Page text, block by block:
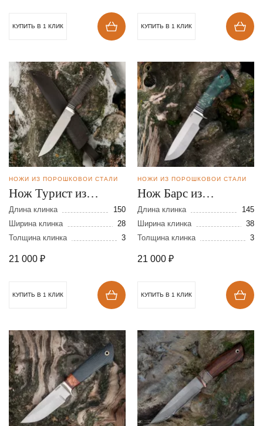
КУПИТЬ В 1 КЛИК КУПИТЬ В 1 КЛИК
НОЖИ ИЗ ПОРОШКОВОЙ СТАЛИ
Нож Турист из
порошковой стали
S390
Длина клинка
150
Ширина клинка
28
Толщина клинка
3
21 000 ₽
КУПИТЬ В 1 КЛИК
НОЖИ ИЗ ПОРОШКОВОЙ СТАЛИ
Нож Барс из
порошковой стали
S390
Длина клинка
145
Ширина клинка
38
Толщина клинка
3
21 000 ₽
КУПИТЬ В 1 КЛИК